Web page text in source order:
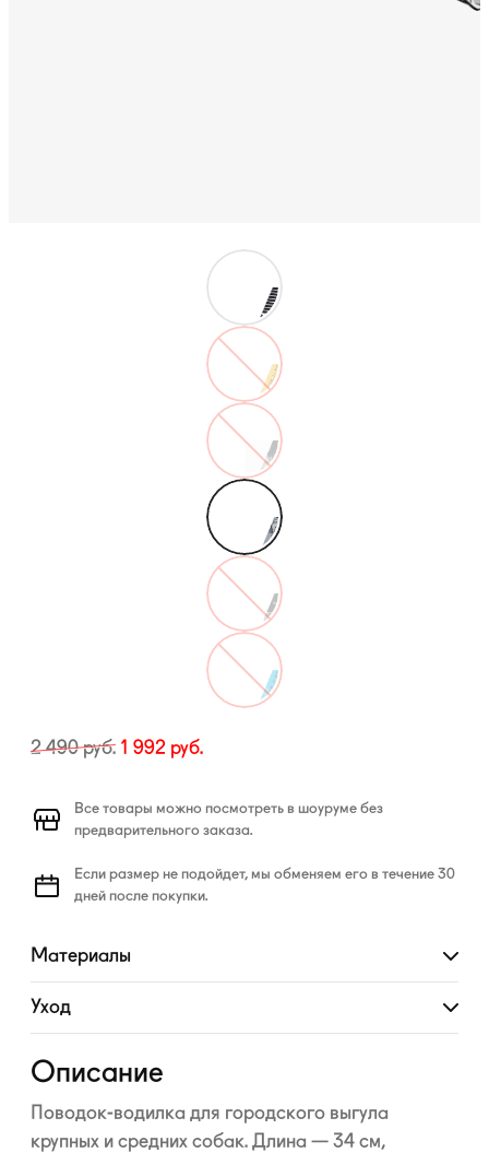
2 490руб. 1 992 руб.
Все товары можно посмотреть в шоуруме без
предварительного заказа.
Если размер не подойдет, мы обменяем его в течение 30
дней после покупки.
Материалы
Развернуть
Уход
Развернуть
Описание
Поводок-водилка для городского выгула
крупных и средних собак. Длина — 34 см,